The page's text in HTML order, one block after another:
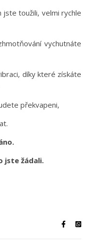
jste toužili, velmi rychle
vychutnáte
díky které získáte
překvapeni,
jste žádali.